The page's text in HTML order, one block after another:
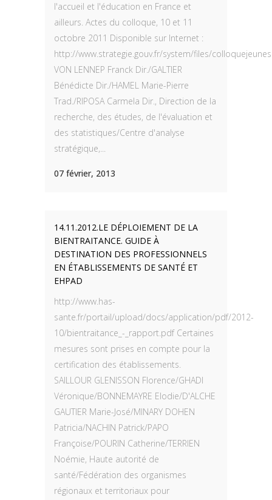
l'accueil et l'éducation en France et
ailleurs. Actes du colloque, 10 et 11
octobre 2011 Disponible sur Internet :
http://www.strategie.gouv.fr/system/files/
VON LENNEP Franck Dir./GALTIER
Bénédicte Dir./HAMEL Marie-Pierre
Trad./RIPOSA Carmela Dir., Direction de la
recherche, des études, de l'évaluation et
des statistiques/Centre d'analyse
stratégique,...
07 février, 2013
14.11.2012.LE DÉPLOIEMENT DE LA
BIENTRAITANCE. GUIDE À
DESTINATION DES PROFESSIONNELS
EN ÉTABLISSEMENTS DE SANTÉ ET
EHPAD
http://www.has-
sante.fr/portail/upload/docs/application/pdf/2012-
10/bientraitance_-_rapport.pdf Certaines
mesures sont prises en compte pour la
certification des établissements.
SAILLOUR GLENISSON Florence/GHADI
Véronique/BONNEMAYRE Elodie/D'ALCHE
GAUTIER Marie-José/MINARY DOHEN
Patricia/NACHIN Patrick/PAPO
Françoise/POURIN Catherine/TERRIEN
Noémie, Haute autorité de
santé/Fédération des organismes
régionaux et territoriaux pour